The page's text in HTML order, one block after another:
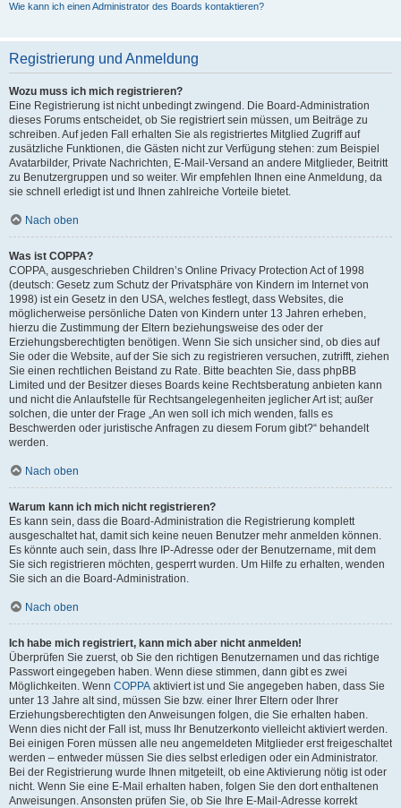
Wie kann ich einen Administrator des Boards kontaktieren?
Registrierung und Anmeldung
Wozu muss ich mich registrieren?
Eine Registrierung ist nicht unbedingt zwingend. Die Board-Administration
dieses Forums entscheidet, ob Sie registriert sein müssen, um Beiträge zu
schreiben. Auf jeden Fall erhalten Sie als registriertes Mitglied Zugriff auf
zusätzliche Funktionen, die Gästen nicht zur Verfügung stehen: zum Beispiel
Avatarbilder, Private Nachrichten, E-Mail-Versand an andere Mitglieder, Beitritt
zu Benutzergruppen und so weiter. Wir empfehlen Ihnen eine Anmeldung, da
sie schnell erledigt ist und Ihnen zahlreiche Vorteile bietet.
Nach oben
Was ist COPPA?
COPPA, ausgeschrieben Children’s Online Privacy Protection Act of 1998
(deutsch: Gesetz zum Schutz der Privatsphäre von Kindern im Internet von
1998) ist ein Gesetz in den USA, welches festlegt, dass Websites, die
möglicherweise persönliche Daten von Kindern unter 13 Jahren erheben,
hierzu die Zustimmung der Eltern beziehungsweise des oder der
Erziehungsberechtigten benötigen. Wenn Sie sich unsicher sind, ob dies auf
Sie oder die Website, auf der Sie sich zu registrieren versuchen, zutrifft, ziehen
Sie einen rechtlichen Beistand zu Rate. Bitte beachten Sie, dass phpBB
Limited und der Besitzer dieses Boards keine Rechtsberatung anbieten kann
und nicht die Anlaufstelle für Rechtsangelegenheiten jeglicher Art ist; außer
solchen, die unter der Frage „An wen soll ich mich wenden, falls es
Beschwerden oder juristische Anfragen zu diesem Forum gibt?“ behandelt
werden.
Nach oben
Warum kann ich mich nicht registrieren?
Es kann sein, dass die Board-Administration die Registrierung komplett
ausgeschaltet hat, damit sich keine neuen Benutzer mehr anmelden können.
Es könnte auch sein, dass Ihre IP-Adresse oder der Benutzername, mit dem
Sie sich registrieren möchten, gesperrt wurden. Um Hilfe zu erhalten, wenden
Sie sich an die Board-Administration.
Nach oben
Ich habe mich registriert, kann mich aber nicht anmelden!
Überprüfen Sie zuerst, ob Sie den richtigen Benutzernamen und das richtige
Passwort eingegeben haben. Wenn diese stimmen, dann gibt es zwei
Möglichkeiten. Wenn COPPA aktiviert ist und Sie angegeben haben, dass Sie
unter 13 Jahre alt sind, müssen Sie bzw. einer Ihrer Eltern oder Ihrer
Erziehungsberechtigten den Anweisungen folgen, die Sie erhalten haben.
Wenn dies nicht der Fall ist, muss Ihr Benutzerkonto vielleicht aktiviert werden.
Bei einigen Foren müssen alle neu angemeldeten Mitglieder erst freigeschaltet
werden – entweder müssen Sie dies selbst erledigen oder ein Administrator.
Bei der Registrierung wurde Ihnen mitgeteilt, ob eine Aktivierung nötig ist oder
nicht. Wenn Sie eine E-Mail erhalten haben, folgen Sie den dort enthaltenen
Anweisungen. Ansonsten prüfen Sie, ob Sie Ihre E-Mail-Adresse korrekt